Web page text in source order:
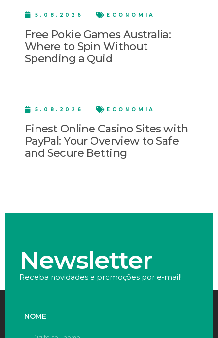
5.08.2026 ECONOMIA
Free Pokie Games Australia:
Where to Spin Without
Spending a Quid
5.08.2026 ECONOMIA
Finest Online Casino Sites with
PayPal: Your Overview to Safe
and Secure Betting
Newsletter
Receba novidades e promoções por e-mail!
NOME